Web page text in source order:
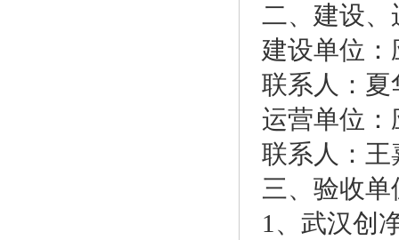
二、建设
建设单位
联系人：夏
运营单位
联系人：王
三、验收
1、武汉创